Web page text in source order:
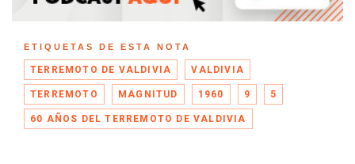
ETIQUETAS DE ESTA NOTA
TERREMOTO DE VALDIVIA VALDIVIA
TERREMOTO MAGNITUD 1960 9 5
60 AÑOS DEL TERREMOTO DE VALDIVIA